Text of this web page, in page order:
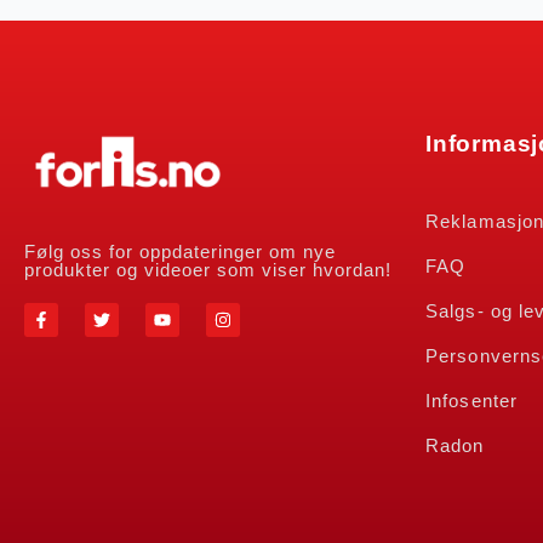
Følg oss for oppdateringer om nye
produkter og videoer som viser hvordan!
FAQ
Salgs- og
Infosenter
Radon